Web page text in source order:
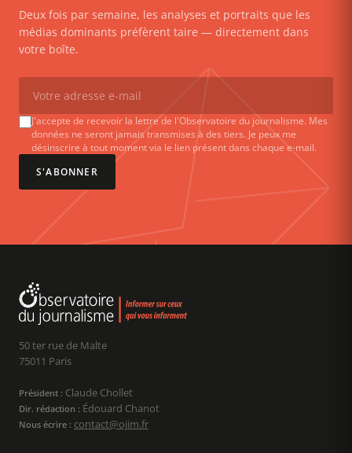
Deux fois par semaine, les analyses et portraits que les
médias dominants préfèrent taire — directement dans
votre boîte.
J'accepte de recevoir la lettre de l'Observatoire du journalisme. Mes
données ne seront jamais transmises à des tiers. Je peux me
désinscrire à tout moment via le lien présent dans chaque e-mail.
S'ABONNER
50 ter rue de Malte
75011 Paris
Président : Claude Chollet
Dir. rédaction : Édouard Chanot
Nous écrire : contact@ojim.fr